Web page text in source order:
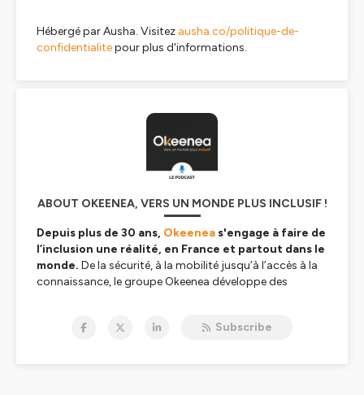
Hébergé par Ausha. Visitez ausha.co/politique-de-
confidentialitepour plus d'informations.
ABOUT OKEENEA, VERS UN MONDE PLUS INCLUSIF !
Depuis plus de 30 ans, Okeeneas'engage à faire de
l’inclusion une réalité, en France et partout dans le
monde. De la sécurité, à la mobilité jusqu’à l’accès à la
connaissance, le groupe Okeenea développe des
d’évoluer dans un environnement qui ne leur est pas
Subscribe